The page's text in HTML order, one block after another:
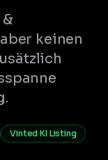
keinen
Vinted KI Listing